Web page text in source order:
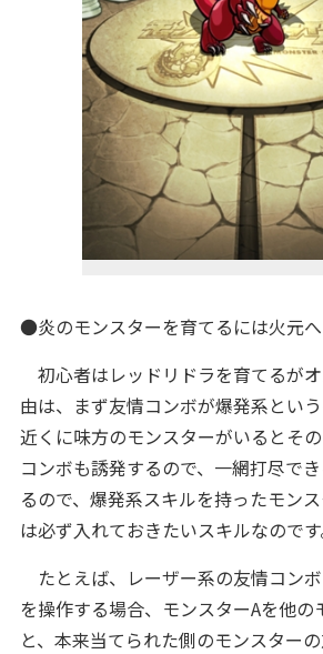
●炎のモンスターを育てるには火元へ
初心者はレッドリドラを育てるが
由は、まず友情コンボが爆発系とい
近くに味方のモンスターがいるとそ
コンボも誘発するので、一網打尽で
るので、爆発系スキルを持ったモン
は必ず入れておきたいスキルなのです
たとえば、レーザー系の友情コン
を操作する場合、モンスターAを他の
と、本来当てられた側のモンスター